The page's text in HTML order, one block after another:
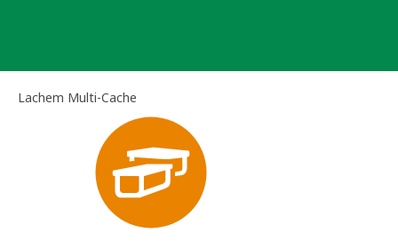
Lachem Multi-Cache